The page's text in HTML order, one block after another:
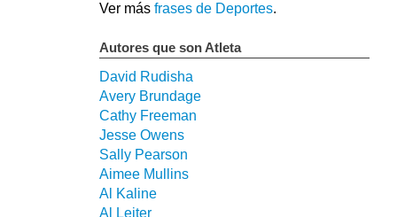
Ver más frases de Deportes.
Autores que son Atleta
David Rudisha
Avery Brundage
Cathy Freeman
Jesse Owens
Sally Pearson
Aimee Mullins
Al Kaline
Al Leiter